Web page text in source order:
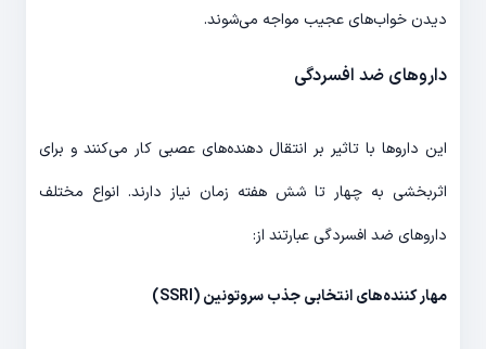
دیدن خواب‌های عجیب مواجه می‌شوند.
داروهای ضد افسردگی
این داروها با تاثیر بر انتقال دهنده‌های عصبی کار می‌کنند و برای
اثربخشی به چهار تا شش هفته زمان نیاز دارند. انواع مختلف
داروهای ضد افسردگی عبارتند از:
مهار کننده‌های انتخابی جذب سروتونین (SSRI
)